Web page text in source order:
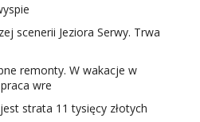
scenerii Jeziora Serwy. Trwa
remonty. W wakacje w
wre
strata 11 tysięcy złotych